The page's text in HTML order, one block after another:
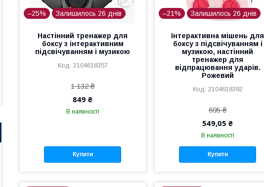
–25% Залишилось 26 днів
Настінний тренажер для
боксу з інтерактивним
підсвічуванням і музикою
2104618357
1 132 ₴
849 ₴
В наявності
Купити
–21% Залишилось 26 днів
Інтерактивна мішень для
боксу з підсвічуванням і
музикою, настінний
тренажер для
відпрацювання ударів.
Рожевий
2104618392
695 ₴
549,05 ₴
В наявності
Купити